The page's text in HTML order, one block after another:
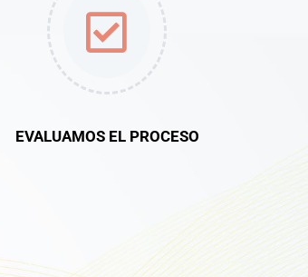
EVALUAMOS EL PROCESO